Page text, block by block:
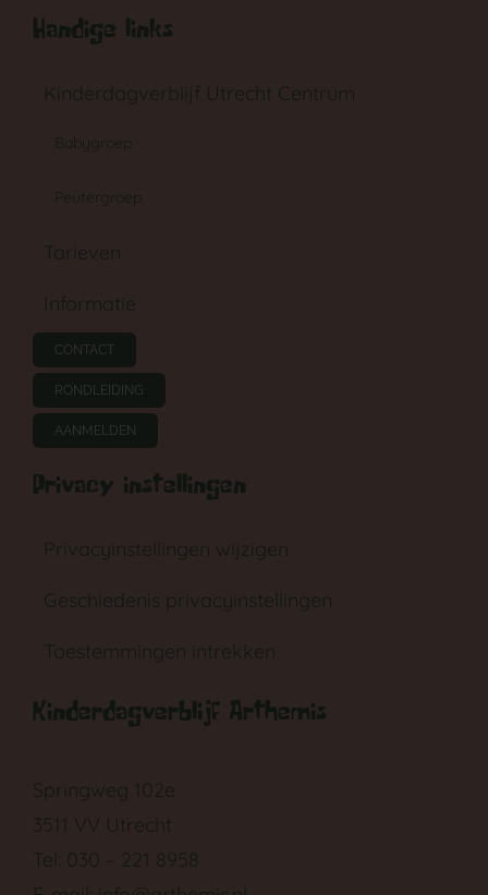
Handige links
Kinderdagverblijf Utrecht Centrum
Babygroep
Peutergroep
Tarieven
Informatie
CONTACT
RONDLEIDING
AANMELDEN
Privacy instellingen
Privacyinstellingen wijzigen
Geschiedenis privacyinstellingen
Toestemmingen intrekken
Kinderdagverblijf Arthemis
Springweg 102e
3511 VV Utrecht
Tel: 030 – 221 8958